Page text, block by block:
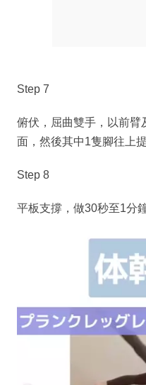
Step 7
俯伏，屈曲雙手，以前臂
面，然後其中1隻腳往上
Step 8
平板支撐，做30秒至1分鐘